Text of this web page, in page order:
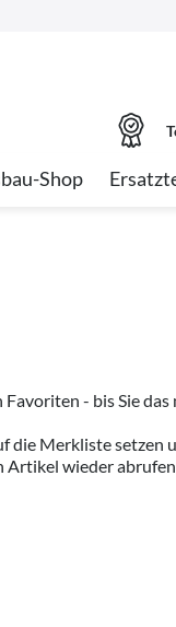
Shop
- bis Sie
die Merkliste setzen
Artikel wieder